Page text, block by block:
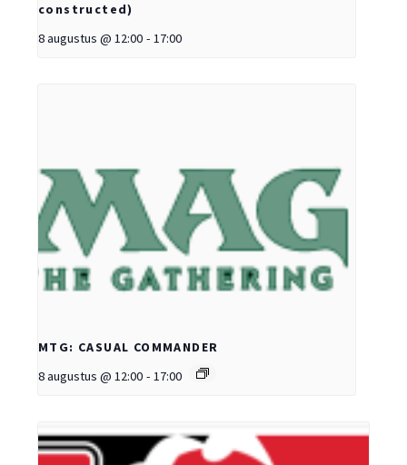
constructed)
8 augustus @ 12:00 - 17:00
MTG: CASUAL COMMANDER
8 augustus @ 12:00 - 17:00